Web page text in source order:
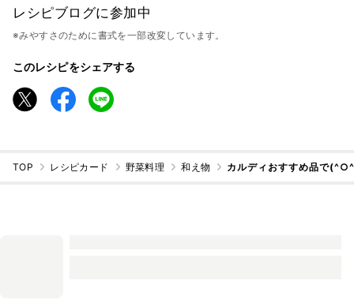
レシピブログに参加中
※みやすさのために書式を一部改変しています。
このレシピをシェアする
TOP レシピカード 野菜料理 和え物 カルディおすすめ品で